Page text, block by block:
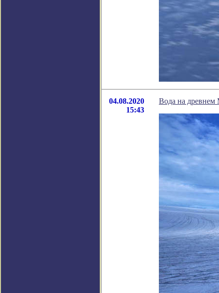
04.08.2020
15:43
Вода на древнем